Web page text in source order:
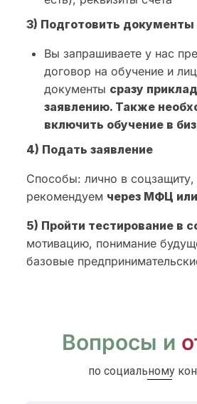
3) Подготовить документы
Вы запрашиваете у нас
договор на обучение и
документы сразу
заявлению. Также
включить обучение в
4) Подать заявление
Способы: лично в
рекомендуем через МФЦ
5) Пройти тестирование в
мотивацию, понимание
базовые
Вопросы и
по социальному